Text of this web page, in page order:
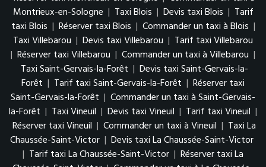
Montrieux-en-Sologne | Taxi Blois | Devis taxi Blois | Tarif
taxi Blois | Réserver taxi Blois | Commander un taxi à Blois |
Taxi Villebarou | Devis taxi Villebarou | Tarif taxi Villebarou
| Réserver taxi Villebarou | Commander un taxi à Villebarou |
Taxi Saint-Gervais-la-Forêt | Devis taxi Saint-Gervais-la-
Forêt | Tarif taxi Saint-Gervais-la-Forêt | Réserver taxi
Saint-Gervais-la-Forêt | Commander un taxi à Saint-Gervais-
la-Forêt | Taxi Vineuil | Devis taxi Vineuil | Tarif taxi Vineuil |
Réserver taxi Vineuil | Commander un taxi à Vineuil | Taxi La
Chaussée-Saint-Victor | Devis taxi La Chaussée-Saint-Victor
| Tarif taxi La Chaussée-Saint-Victor | Réserver taxi La